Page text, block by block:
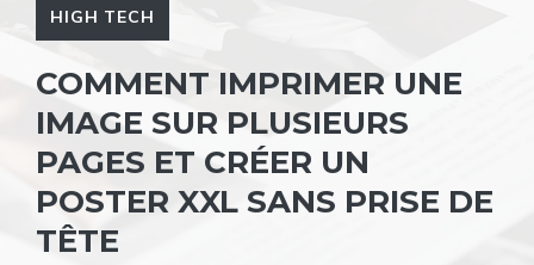
HIGH TECH
COMMENT IMPRIMER UNE
IMAGE SUR PLUSIEURS
PAGES ET CRÉER UN
POSTER XXL SANS PRISE DE
TÊTE